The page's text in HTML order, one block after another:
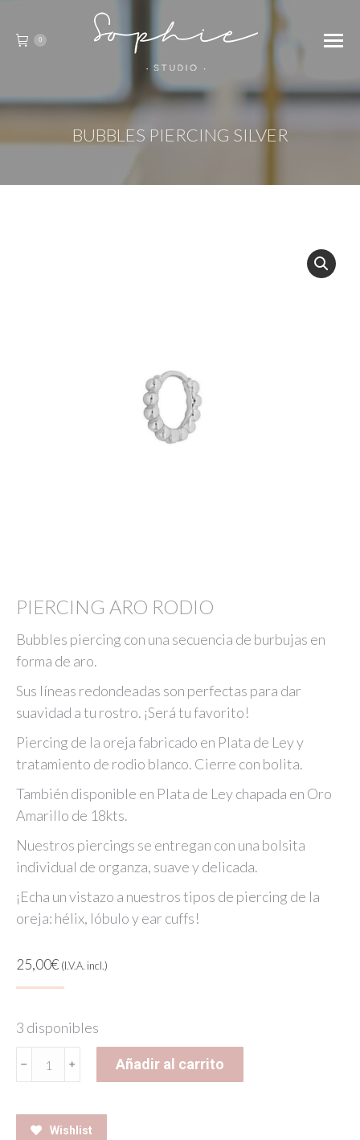
0
BUBBLES PIERCING SILVER
PIERCING ARO RODIO
Bubbles piercing con una secuencia de burbujas en
forma de aro.
Sus líneas redondeadas son perfectas para dar
suavidad a tu rostro. ¡Será tu favorito!
Piercing de la oreja fabricado en Plata de Ley y
tratamiento de rodio blanco. Cierre con bolita.
También disponible en Plata de Ley chapada en Oro
Amarillo de 18kts.
Nuestros piercings se entregan con una bolsita
individual de organza, suave y delicada.
¡Echa un vistazo a nuestros tipos de piercing de la
oreja: hélix, lóbulo y ear cuffs!
25,00€ (I.V.A. incl.)
3 disponibles
PIERCING
cantidad
Añadir al carrito
Wishlist